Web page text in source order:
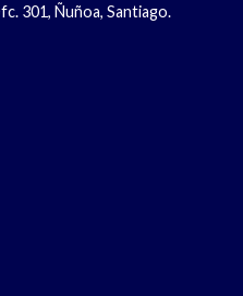
301, Ñuñoa, Santiago.